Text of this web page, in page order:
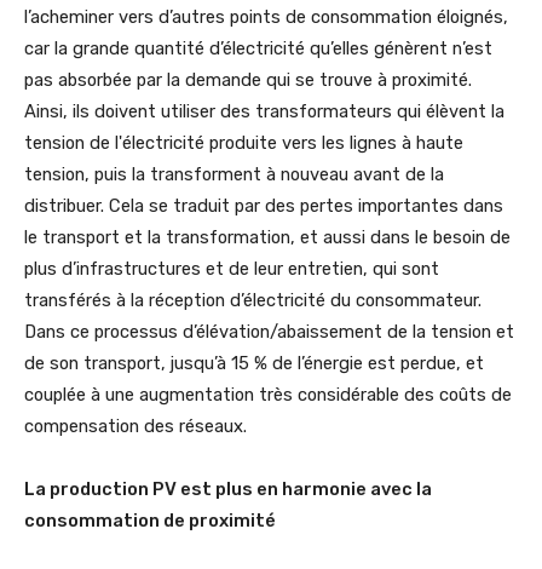
l’acheminer vers d’autres points de consommation éloignés,
car la grande quantité d’électricité qu’elles génèrent n’est
pas absorbée par la demande qui se trouve à proximité.
Ainsi, ils doivent utiliser des transformateurs qui élèvent la
tension de l'électricité produite vers les lignes à haute
tension, puis la transforment à nouveau avant de la
distribuer. Cela se traduit par des pertes importantes dans
le transport et la transformation, et aussi dans le besoin de
plus d’infrastructures et de leur entretien, qui sont
transférés à la réception d’électricité du consommateur.
Dans ce processus d’élévation/abaissement de la tension et
de son transport, jusqu’à 15 % de l’énergie est perdue, et
couplée à une augmentation très considérable des coûts de
compensation des réseaux.
La production PV est plus en harmonie avec la
consommation de proximité